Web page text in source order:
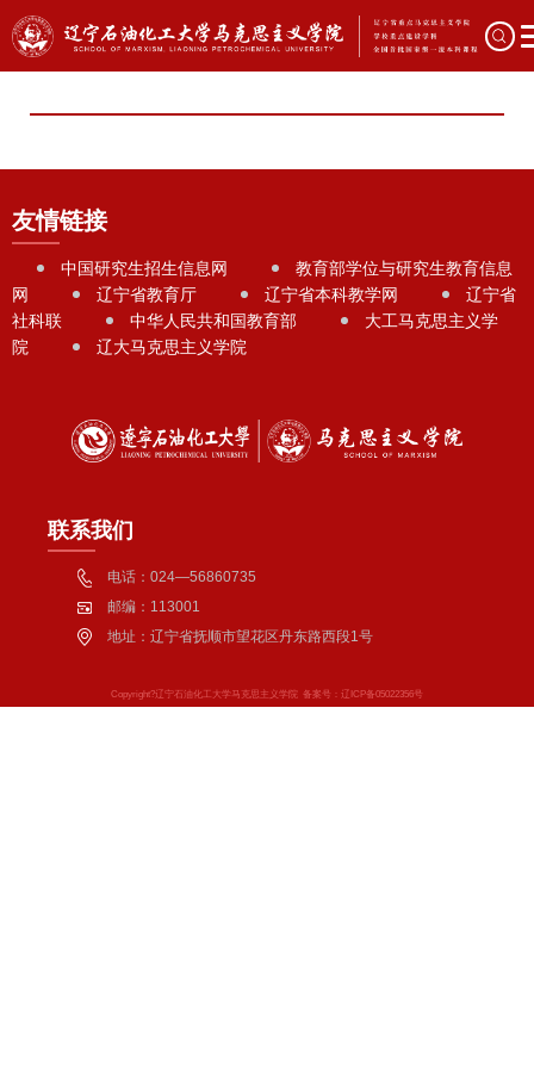
友情链接
中国研究生招生信息网
教育部学位与研究生教育信息
网
辽宁省教育厅 辽宁省本科教学网
辽宁省
社科联
中华人民共和国教育部
大工马克思主义学
院
辽大马克思主义学院
联系我们
电话：024—56860735
邮编：113001
地址：辽宁省抚顺市望花区丹东路西段1号
Copyright?辽宁石油化工大学马克思主义学院 备案号：辽ICP备05022356号